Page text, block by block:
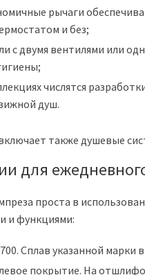
рычаги
и без;
с двумя вентилями или
числятся
душ.
также душевые
для
проста в
и функциями:
Сплав указанной марки
покрытие. На